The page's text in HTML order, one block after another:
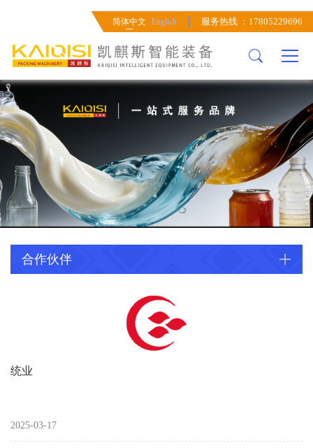
公司简介
企业文化
发展历程
人才招聘
无菌灌装系统
无菌灌装系统
无菌灌装机
无菌辅机单元
灌装系统
灌装系统
易拉罐灌装机
水灌装机
玻璃瓶灌装机
超洁净灌装机
水处理系统
前期调配系统
吹瓶系统
后端包装系统
检测设备
工程案例
工程方案
行业咨讯
公司新闻
简体中文 English 服务热线 ：17805229696
合作伙伴
统业
2025-03-17